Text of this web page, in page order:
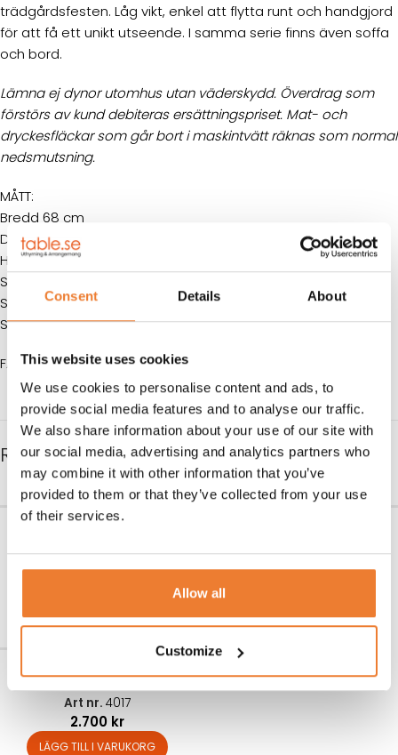
Consent Details About
This website uses cookies
We use cookies to personalise content and ads, to
provide social media features and to analyse our traffic.
We also share information about your use of our site with
our social media, advertising and analytics partners who
may combine it with other information that you’ve
provided to them or that they’ve collected from your use
of their services.
Allow all
Customize
trädgårdsfesten. Låg vikt, enkel att flytta runt och handgjord
för att få ett unikt utseende. I samma serie finns även soffa
och bord.
Lämna ej dynor utomhus utan väderskydd. Överdrag som
förstörs av kund debiteras ersättningspriset. Mat- och
dryckesfläckar som går bort i maskintvätt räknas som normal
nedsmutsning.
MÅTT:
Bredd 68 cm
Djup67 cm
Höjd80 cm
Sitsbredd
Sitsdjup50 cm
Sitshöjd37 cm
FÄRG: Naturfärgad
RELATERADE PRODUKTER
Rottingsoffa
Art nr. 4017
2.700 kr
LÄGG TILL I VARUKORG